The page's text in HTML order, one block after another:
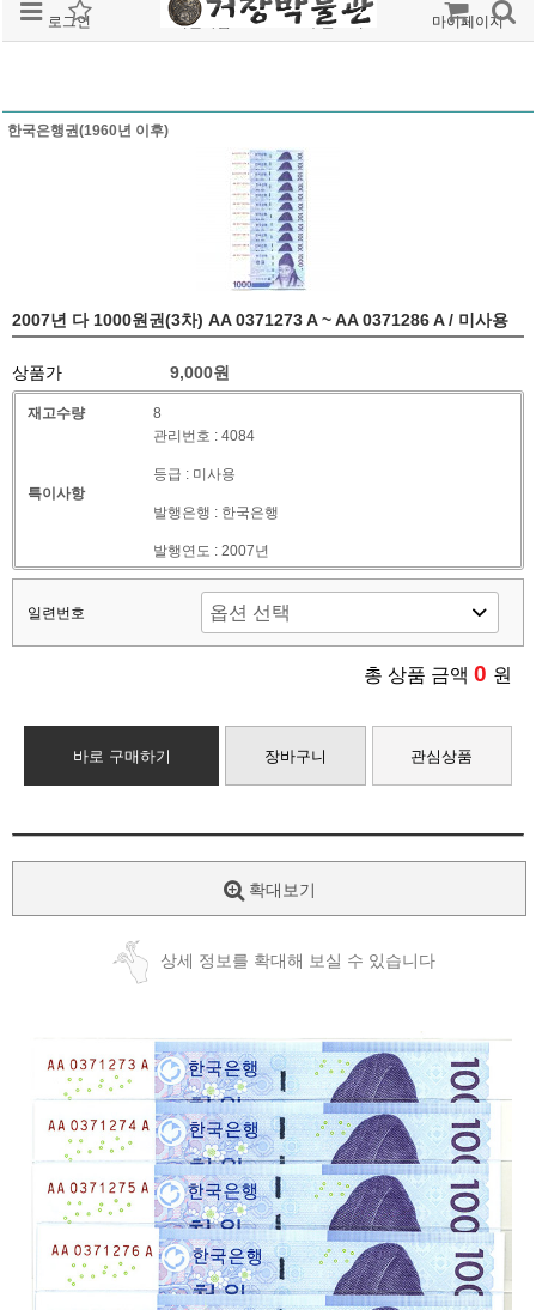
로그인 회원가입 주문조회 마이페이지
한국은행권(1960년 이후)
2007년 다 1000원권(3차) AA 0371273 A ~ AA 0371286 A / 미사용
상품가 9,000원
재고수량 8
특이사항
관리번호 : 4084
등급 : 미사용
발행은행 : 한국은행
발행연도 : 2007년
일련번호
총 상품 금액 0 원
바로 구매하기 장바구니 관심상품
확대보기
상세 정보를 확대해 보실 수 있습니다